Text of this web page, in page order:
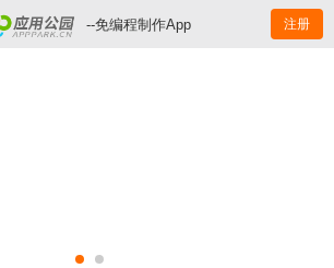
--免编程制作App 注册